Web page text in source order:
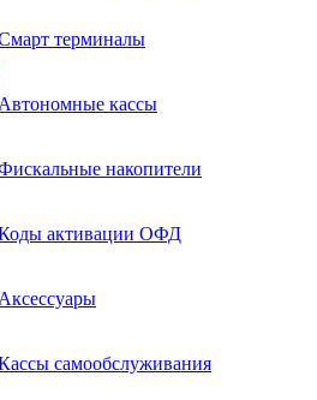
терминалы
Автономные кассы
накопители
активации ОФД
Аксессуары
самообслуживания